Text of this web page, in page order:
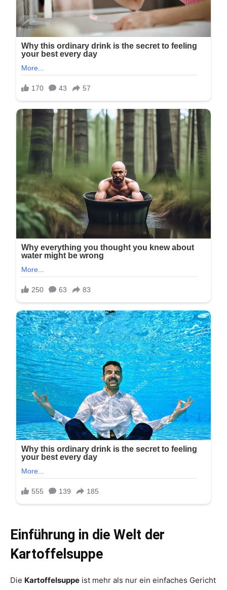
Einführung in die Welt der
Kartoffelsuppe
Die Kartoffelsuppe ist mehr als nur ein einfaches Gericht